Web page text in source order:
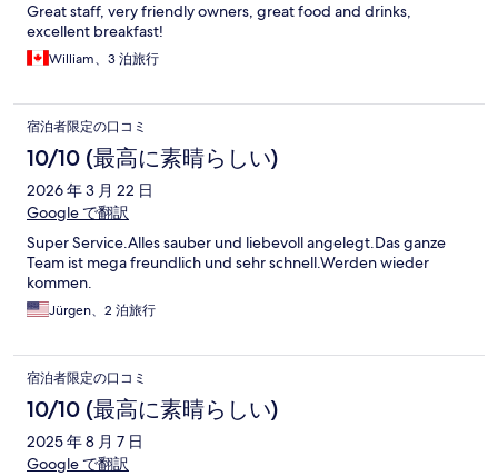
Great staff, very friendly owners, great food and drinks,
excellent breakfast!
William、3 泊旅行
宿泊者限定の口コミ
10/10 (最高に素晴らしい)
2026 年 3 月 22 日
Google で翻訳
Super Service.Alles sauber und liebevoll angelegt.Das ganze
Team ist mega freundlich und sehr schnell.Werden wieder
kommen.
Jürgen、2 泊旅行
宿泊者限定の口コミ
10/10 (最高に素晴らしい)
2025 年 8 月 7 日
Google で翻訳